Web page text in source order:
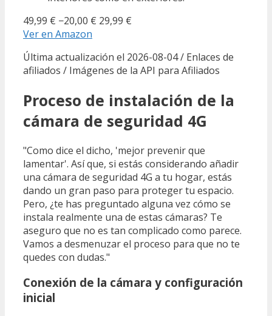
49,99 € −20,00 € 29,99 €
Ver en Amazon
Última actualización el 2026-08-04 / Enlaces de
afiliados / Imágenes de la API para Afiliados
Proceso de instalación de la
cámara de seguridad 4G
"Como dice el dicho, 'mejor prevenir que
lamentar'. Así que, si estás considerando añadir
una cámara de seguridad 4G a tu hogar, estás
dando un gran paso para proteger tu espacio.
Pero, ¿te has preguntado alguna vez cómo se
instala realmente una de estas cámaras? Te
aseguro que no es tan complicado como parece.
Vamos a desmenuzar el proceso para que no te
quedes con dudas."
Conexión de la cámara y configuración
inicial